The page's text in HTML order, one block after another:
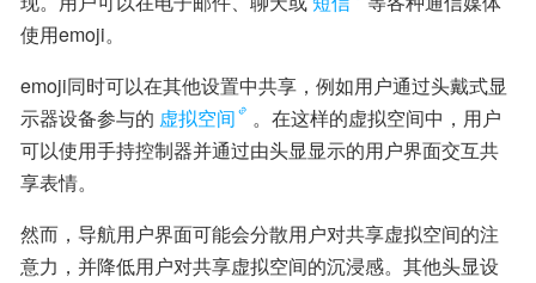
使用emoji。
emoji同时可以在其他设置中共享，例如用户通过头戴式显
示器设备参与的 虚拟空间
。在这样的虚拟空间中，用户
可以使用手持控制器并通过由头显显示的用户界面交互共
享表情。
然而，导航用户界面可能会分散用户对共享虚拟空间的注
意力，并降低用户对共享虚拟空间的沉浸感。其他头显设